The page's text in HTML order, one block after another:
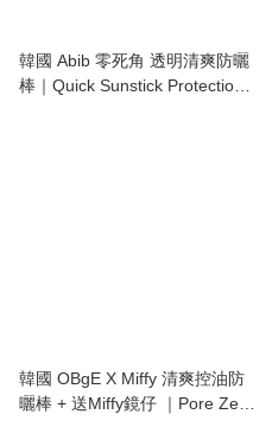
韓國 Abib 零死角 透明清爽防曬
棒｜Quick Sunstick Protection
韓國 OBgE X Miffy 清爽控油防
曬棒 + 送Miffy鏡仔 ｜Pore Zero